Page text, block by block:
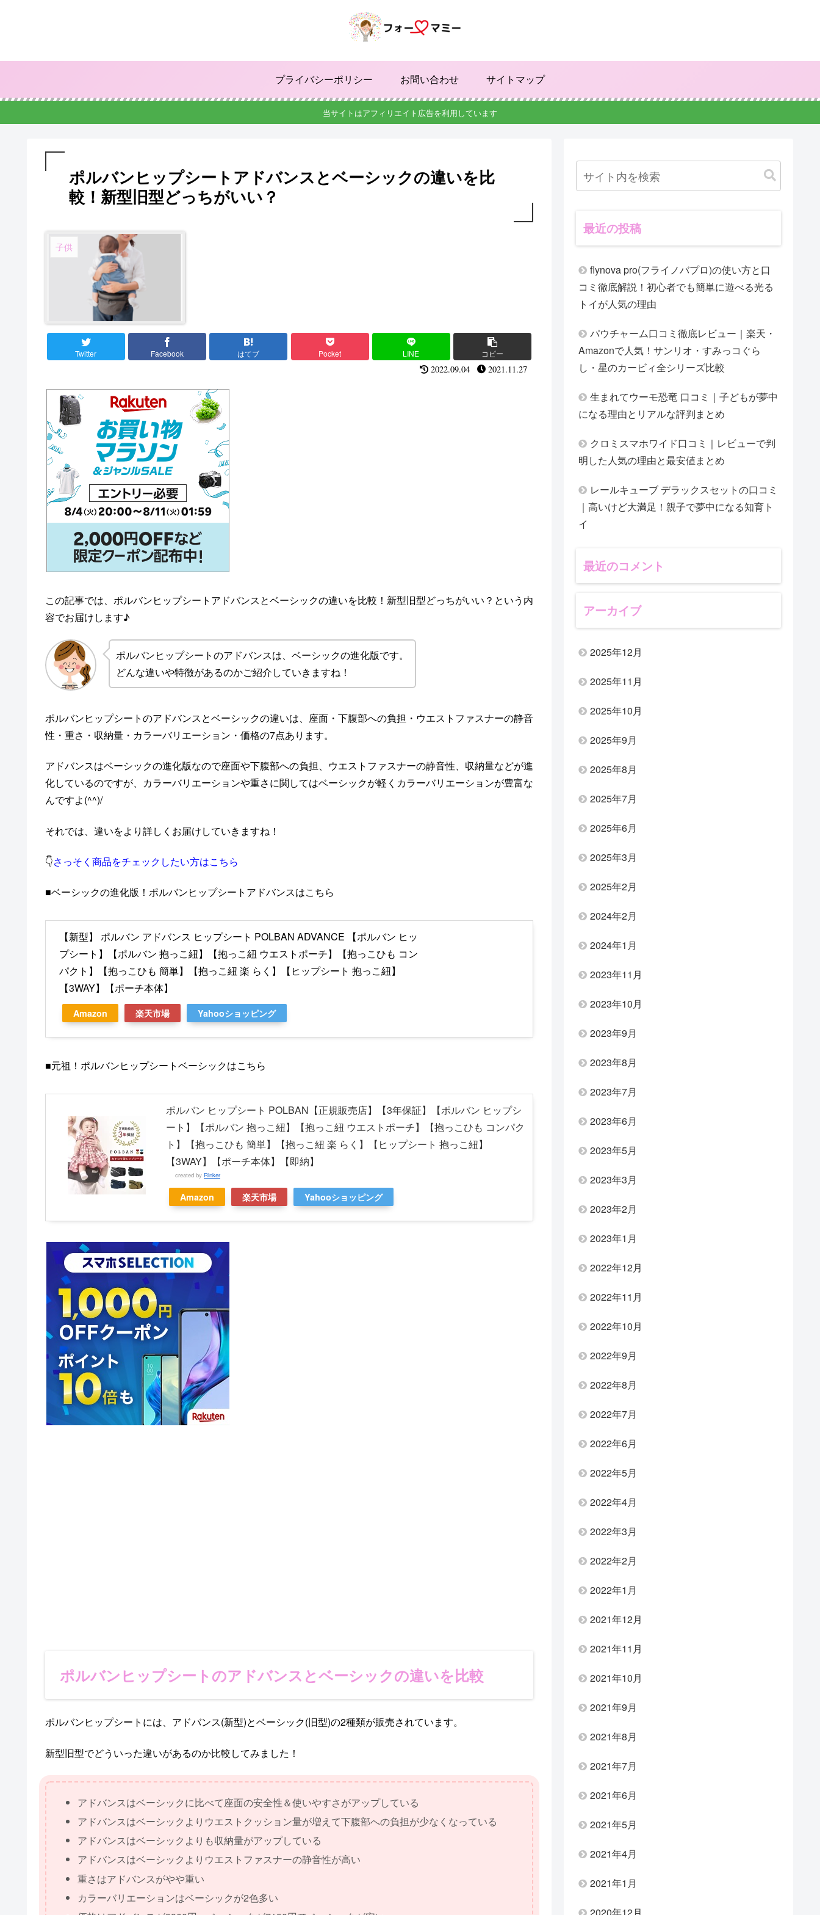
プライバシーポリシー お問い合わせ サイトマップ
当サイトはアフィリエイト広告を利用しています
ポルバンヒップシートアドバンスとベーシックの違いを比
較！新型旧型どっちがいい？
子供
Twitter Facebook はてブ Pocket LINE コピー
2022.09.04 2021.11.27
この記事では、ポルバンヒップシートアドバンスとベーシックの違いを比較！新型旧型どっちがいい？という内
容でお届けします♪
ポルバンヒップシートのアドバンスは、ベーシックの進化版です。
どんな違いや特徴があるのかご紹介していきますね！
ポルバンヒップシートのアドバンスとベーシックの違いは、座面・下腹部への負担・ウエストファスナーの静音
性・重さ・収納量・カラーバリエーション・価格の7点あります。
アドバンスはベーシックの進化版なので座面や下腹部への負担、ウエストファスナーの静音性、収納量などが進
化しているのですが、カラーバリエーションや重さに関してはベーシックが軽くカラーバリエーションが豊富な
んですよ(^^)/
それでは、違いをより詳しくお届けしていきますね！
👇さっそく商品をチェックしたい方はこちら
■ベーシックの進化版！ポルバンヒップシートアドバンスはこちら
【新型】 ポルバン アドバンス ヒップシート POLBAN ADVANCE 【ポルバン ヒッ
プシート】【ポルバン 抱っこ紐】【抱っこ紐 ウエストポーチ】【抱っこひも コン
パクト】【抱っこひも 簡単】【抱っこ紐 楽 らく】【ヒップシート 抱っこ紐】
【3WAY】【ポーチ本体】
Amazon 楽天市場 Yahooショッピング
■元祖！ポルバンヒップシートベーシックはこちら
ポルバン ヒップシート POLBAN【正規販売店】【3年保証】【ポルバン ヒップシ
ート】【ポルバン 抱っこ紐】【抱っこ紐 ウエストポーチ】【抱っこひも コンパク
ト】【抱っこひも 簡単】【抱っこ紐 楽 らく】【ヒップシート 抱っこ紐】
【3WAY】【ポーチ本体】【即納】
created by Rinker
Amazon 楽天市場 Yahooショッピング
ポルバンヒップシートのアドバンスとベーシックの違いを比較
ポルバンヒップシートには、アドバンス(新型)とベーシック(旧型)の2種類が販売されています。
新型旧型でどういった違いがあるのか比較してみました！
アドバンスはベーシックに比べて座面の安全性＆使いやすさがアップしている
アドバンスはベーシックよりウエストクッション量が増えて下腹部への負担が少なくなっている
アドバンスはベーシックよりも収納量がアップしている
アドバンスはベーシックよりウエストファスナーの静音性が高い
重さはアドバンスがやや重い
カラーバリエーションはベーシックが2色多い
最近の投稿
flynova pro(フライノバプロ)の使い方と口
コミ徹底解説！初心者でも簡単に遊べる光る
トイが人気の理由
パウチャーム口コミ徹底レビュー｜楽天・
Amazonで人気！サンリオ・すみっコぐら
し・星のカービィ全シリーズ比較
生まれてウーモ恐竜 口コミ｜子どもが夢中
になる理由とリアルな評判まとめ
クロミスマホワイド口コミ｜レビューで判
明した人気の理由と最安値まとめ
レールキューブ デラックスセットの口コミ
｜高いけど大満足！親子で夢中になる知育ト
イ
最近のコメント
アーカイブ
2025年12月
2025年11月
2025年10月
2025年9月
2025年8月
2025年7月
2025年6月
2025年3月
2025年2月
2024年2月
2024年1月
2023年11月
2023年10月
2023年9月
2023年8月
2023年7月
2023年6月
2023年5月
2023年3月
2023年2月
2023年1月
2022年12月
2022年11月
2022年10月
2022年9月
2022年8月
2022年7月
2022年6月
2022年5月
2022年4月
2022年3月
2022年2月
2022年1月
2021年12月
2021年11月
2021年10月
2021年9月
2021年8月
2021年7月
2021年6月
2021年5月
2021年4月
2021年1月